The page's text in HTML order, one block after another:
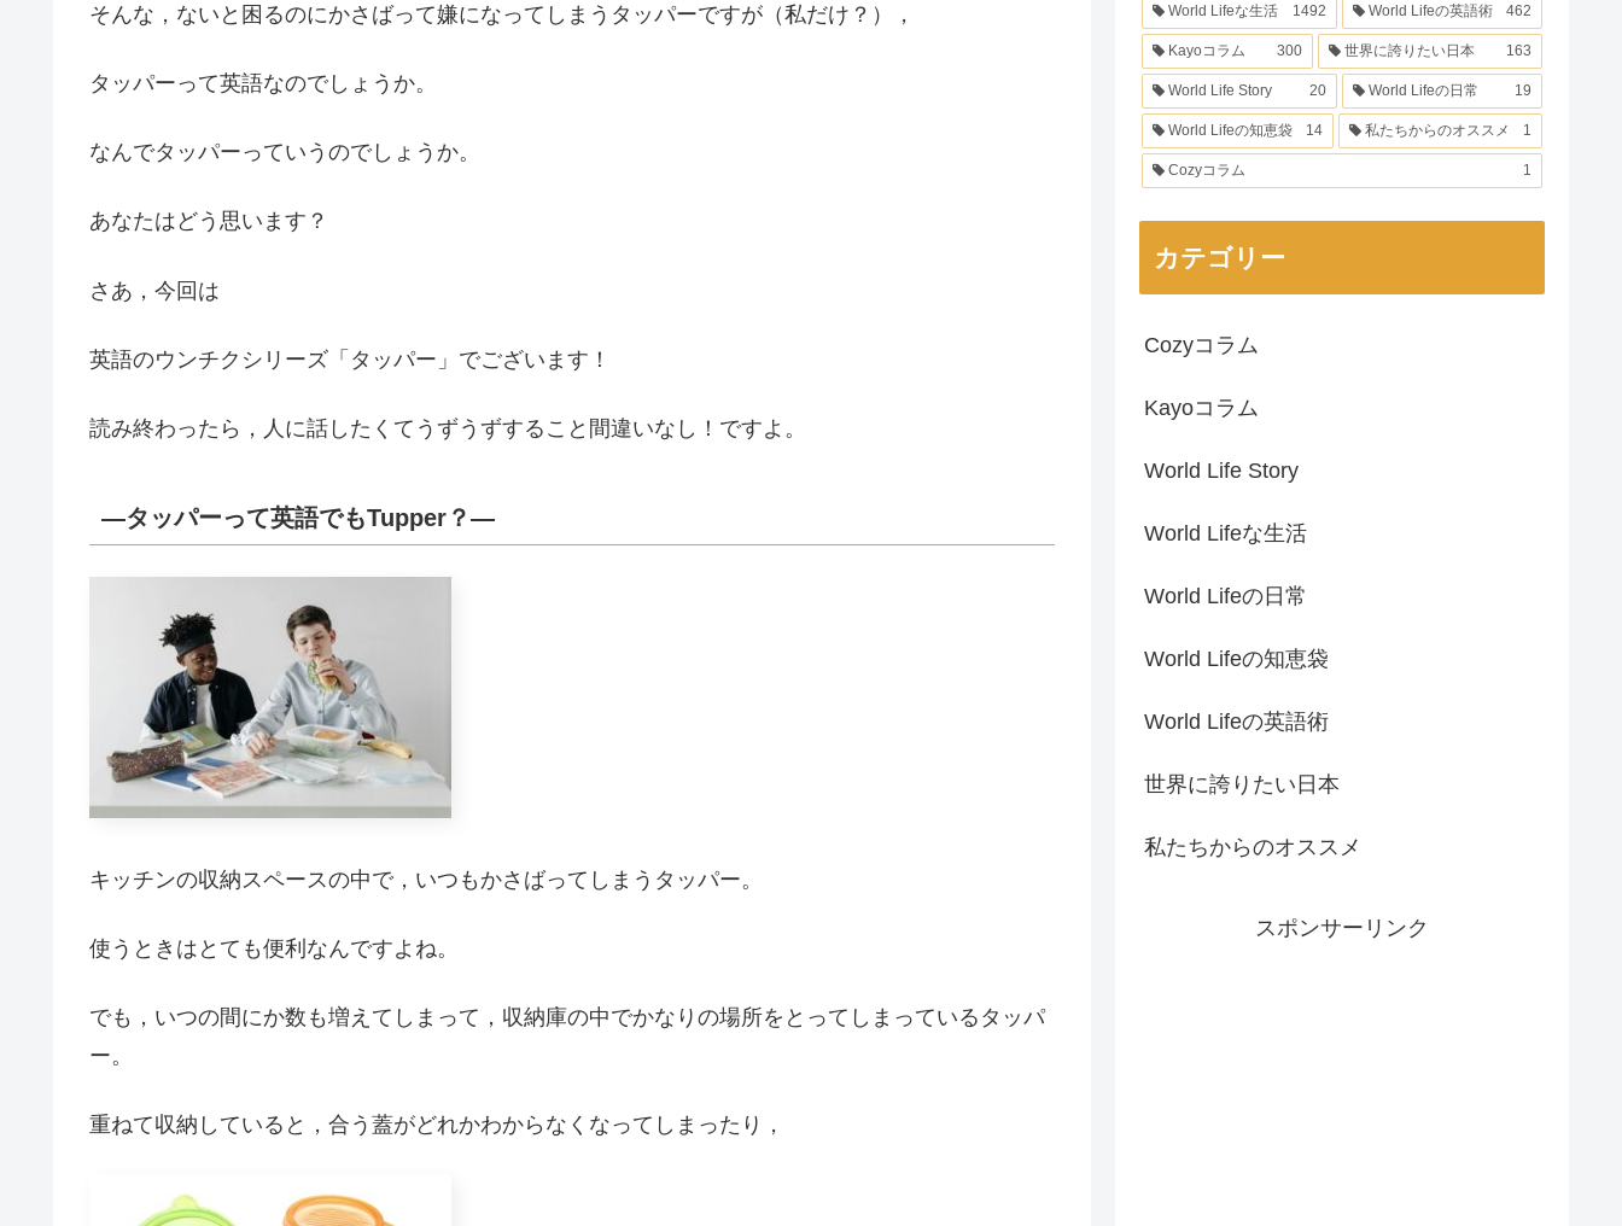
そんな，ないと困るのにかさばって嫌になってしまうタッパーですが（私だけ？），
タッパーって英語なのでしょうか。
なんでタッパーっていうのでしょうか。
あなたはどう思います？
さあ，今回は
英語のウンチクシリーズ「タッパー」でございます！
読み終わったら，人に話したくてうずうずすること間違いなし！ですよ。
―タッパーって英語でもTupper？―
キッチンの収納スペースの中で，いつもかさばってしまうタッパー。
使うときはとても便利なんですよね。
でも，いつの間にか数も増えてしまって，収納庫の中でかなりの場所をとってしまっているタッパ
ー。
重ねて収納していると，合う蓋がどれかわからなくなってしまったり，
World Lifeな生活 1492 World Lifeの英語術 462
Kayoコラム 300 世界に誇りたい日本 163
World Life Story 20 World Lifeの日常 19
World Lifeの知恵袋 14 私たちからのオススメ 1
Cozyコラム 1
カテゴリー
Cozyコラム
Kayoコラム
World Life Story
World Lifeな生活
World Lifeの日常
World Lifeの知恵袋
World Lifeの英語術
世界に誇りたい日本
私たちからのオススメ
スポンサーリンク